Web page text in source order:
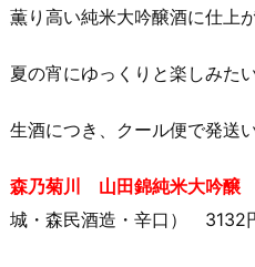
薫り高い純米大吟醸酒に仕上
夏の宵にゆっくりと楽しみたい
生酒につき、クール便で発送
森乃菊川 山田錦純米大吟
城・森民酒造・辛口） 3132